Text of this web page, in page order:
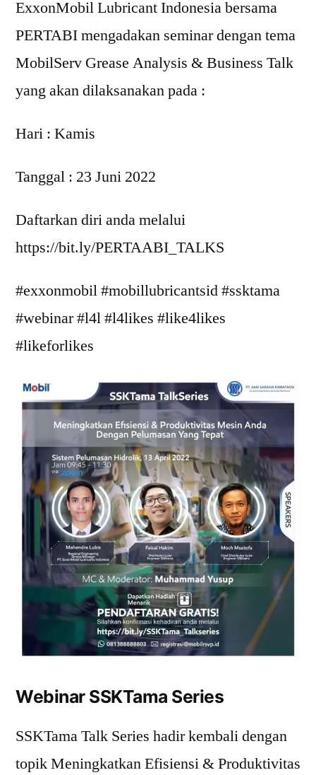
ExxonMobil Lubricant Indonesia bersama
PERTABI mengadakan seminar dengan tema
MobilServ Grease Analysis & Business Talk
yang akan dilaksanakan pada :
Hari : Kamis
Tanggal : 23 Juni 2022
Daftarkan diri anda melalui
https://bit.ly/PERTAABI_TALKS
#exxonmobil #mobillubricantsid #ssktama
#webinar #l4l #l4likes #like4likes
#likeforlikes
Webinar SSKTama Series
SSKTama Talk Series hadir kembali dengan
topik Meningkatkan Efisiensi & Produktivitas